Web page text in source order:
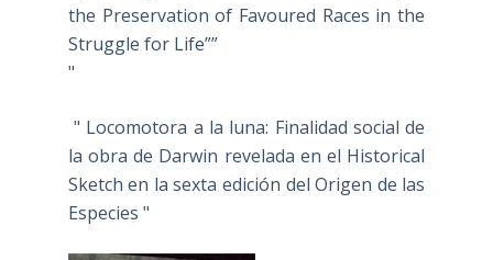
the Preservation of Favoured Races in the
Struggle for Life””
"
" Locomotora a la luna: Finalidad social de
la obra de Darwin revelada en el Historical
Sketch en la sexta edición del Origen de las
Especies "